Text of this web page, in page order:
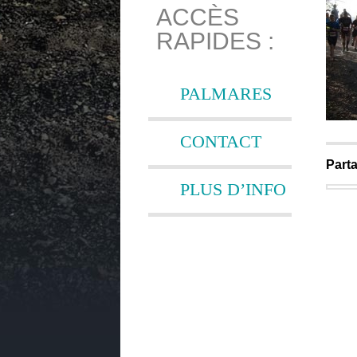
ACCÈS
RAPIDES :
PALMARES
CONTACT
PLUS D’INFO